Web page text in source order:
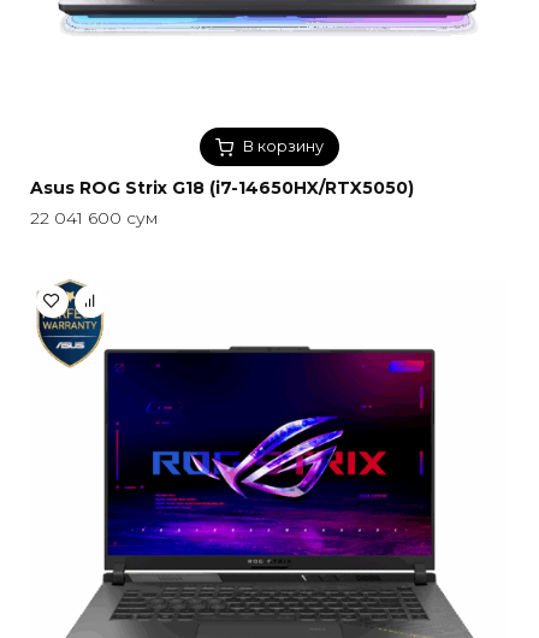
В корзину
Asus ROG Strix G18 (i7-14650HX/RTX5050)
22 041 600 сум